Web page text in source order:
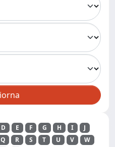
D E F G H I
J
Q R S T U V
W